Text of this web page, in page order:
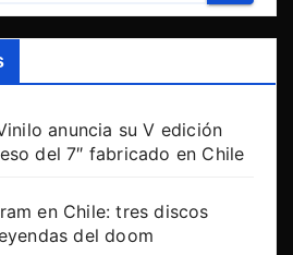
anuncia su V edición
del 7″ fabricado en Chile
en Chile: tres discos
del doom